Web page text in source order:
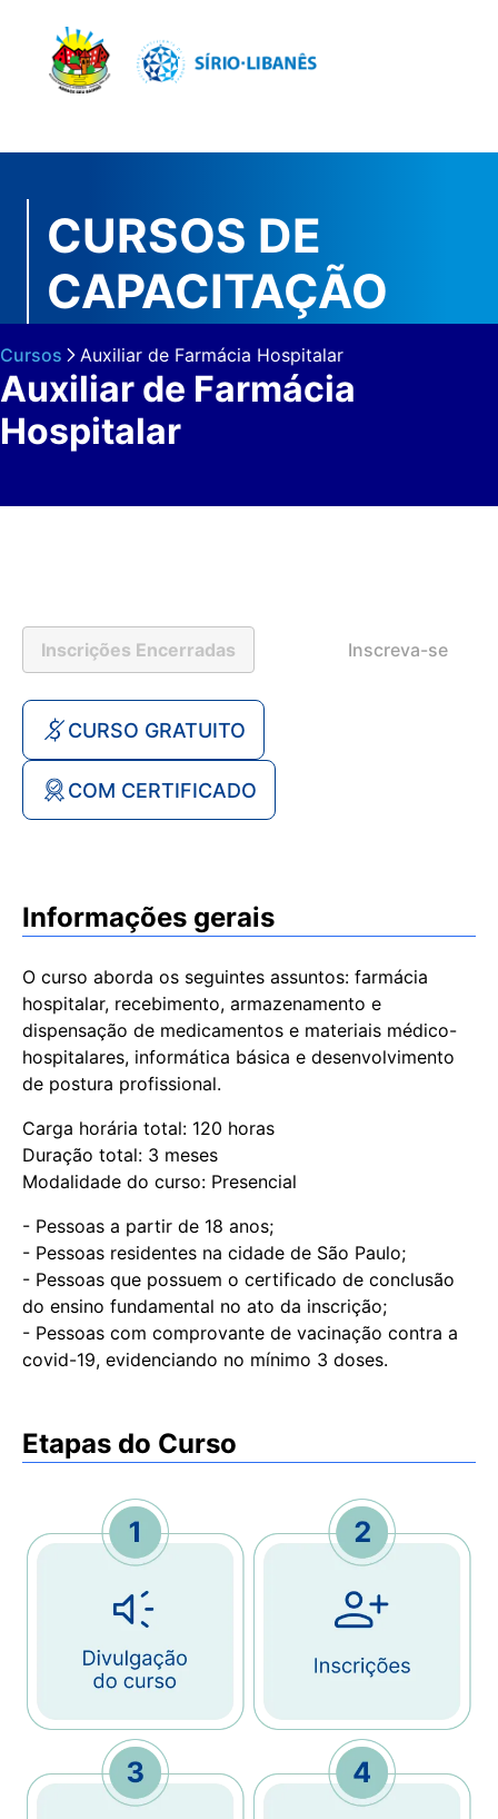
conteúdo
principal
CURSOS DE
CAPACITAÇÃO
Cursos Auxiliar de Farmácia Hospitalar
Auxiliar de Farmácia
Hospitalar
Inscrições Encerradas Inscreva-se
CURSO GRATUITO
COM CERTIFICADO
Informações gerais
O curso aborda os seguintes assuntos: farmácia
hospitalar, recebimento, armazenamento e
dispensação de medicamentos e materiais médico-
hospitalares, informática básica e desenvolvimento
de postura profissional.
Carga horária total: 120 horas
Duração total: 3 meses
Modalidade do curso: Presencial
- Pessoas a partir de 18 anos;
- Pessoas residentes na cidade de São Paulo;
- Pessoas que possuem o certificado de conclusão
do ensino fundamental no ato da inscrição;
- Pessoas com comprovante de vacinação contra a
covid-19, evidenciando no mínimo 3 doses.
Etapas do Curso